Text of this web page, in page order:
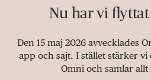
Nu har vi
Den 15 maj 2026 avvecklades
app och sajt. I stället stärker
Omni och samlar